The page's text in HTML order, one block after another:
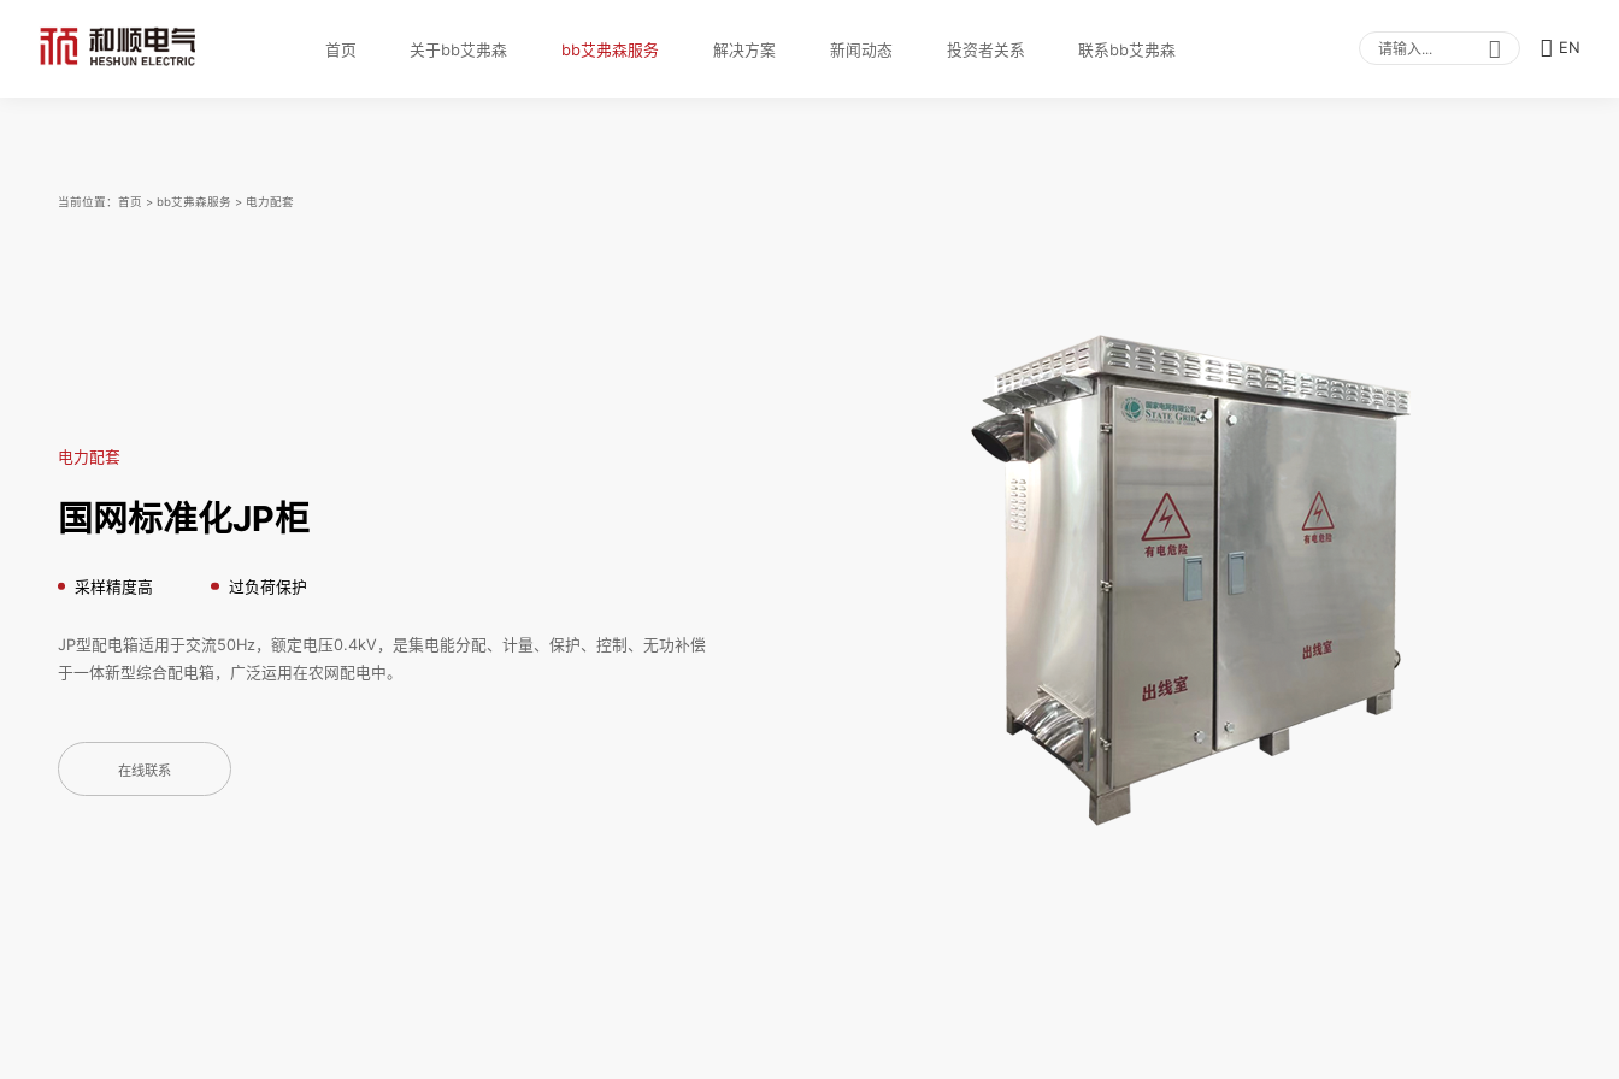
首页 关于bb艾弗森 bb艾弗森服务 解决方案 新闻动态 投资者关系 联系bb艾弗森 EN
当前位置： 首页 > bb艾弗森服务 > 电力配套
电力配套
国网标准化JP柜
采样精度高 过负荷保护
JP型配电箱适用于交流50Hz，额定电压0.4kV，是集电能分配、计量、保护、控制、无功补偿
于一体新型综合配电箱，广泛运用在农网配电中。
在线联系